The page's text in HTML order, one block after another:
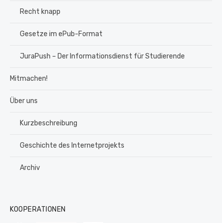
Recht knapp
Gesetze im ePub-Format
JuraPush – Der Informationsdienst für Studierende
Mitmachen!
Über uns
Kurzbeschreibung
Geschichte des Internetprojekts
Archiv
KOOPERATIONEN